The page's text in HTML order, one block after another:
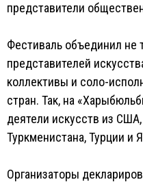
представители
Фестиваль объединил не
представителей
коллективы и соло-
стран. Так, на
деятели искусств из
Туркменистана, Турции и
Организаторы